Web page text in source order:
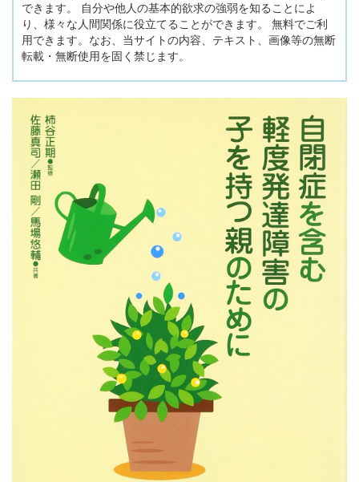
できます。 自分や他人の基本的欲求の強弱を知ることによ
り、様々な人間関係に役立てることができます。 無料でご利
用できます。なお、当サイトの内容、テキスト、画像等の無断
転載・無断使用を固く禁じます。